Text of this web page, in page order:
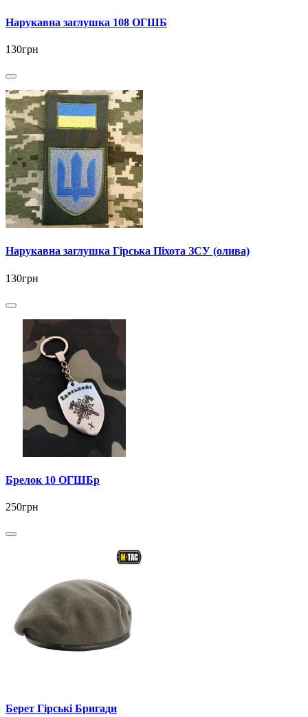
Нарукавна заглушка 108 ОГШБ
130грн
Нарукавна заглушка Гірська Піхота ЗСУ (олива)
130грн
Брелок 10 ОГШБр
250грн
Берет Гірські Бригади